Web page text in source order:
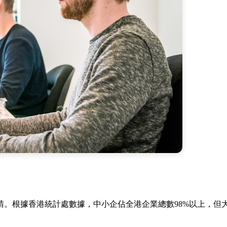
根據香港統計處數據，中小企佔全港企業總數98%以上，